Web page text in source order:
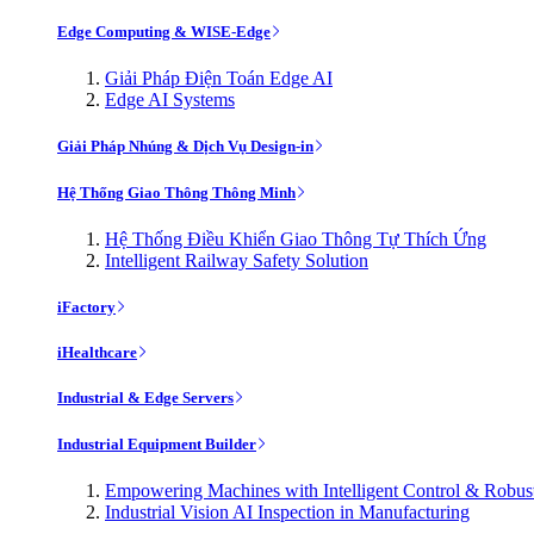
Edge Computing & WISE-Edge
Giải Pháp Điện Toán Edge AI
Edge AI Systems
Giải Pháp Nhúng & Dịch Vụ Design-in
Hệ Thống Giao Thông Thông Minh
Hệ Thống Điều Khiển Giao Thông Tự Thích Ứng
Intelligent Railway Safety Solution
iFactory
iHealthcare
Industrial & Edge Servers
Industrial Equipment Builder
Empowering Machines with Intelligent Control &
Industrial Vision AI Inspection in Manufacturing